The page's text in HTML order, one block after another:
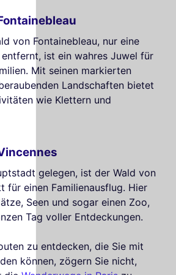
von Fontainebleau, nur eine
ist ein wahres Juwel für
Mit seinen markierten
Landschaften bietet
wie Klettern und
gelegen, ist der Wald von
für einen Familienausflug. Hier
Seen und sogar einen Zoo,
Tag voller Entdeckungen.
zu entdecken, die Sie mit
können, zögern Sie nicht,